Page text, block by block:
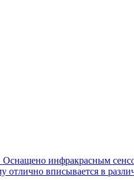
инфракрасным
вписывается в